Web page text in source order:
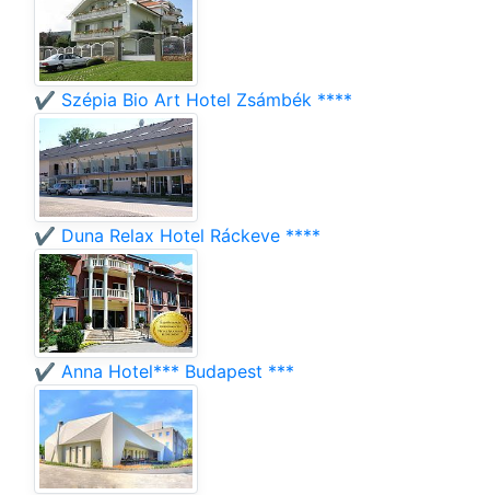
✔️ Szépia Bio Art Hotel Zsámbék ****
✔️ Duna Relax Hotel Ráckeve ****
✔️ Anna Hotel*** Budapest ***